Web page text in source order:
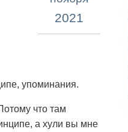
2021
упоминания.
что там
а хули вы мне